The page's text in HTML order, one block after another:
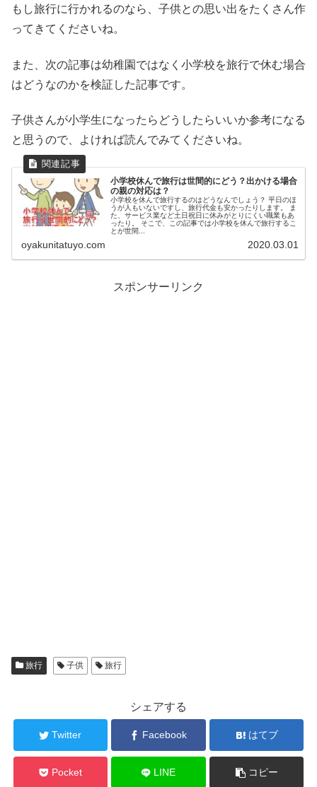
もし旅行に行かれるのなら、子供との思い出をたくさん作
ってきてくださいね。
また、次の記事は幼稚園ではなく小学校を旅行で休む場合
はどうなのかを検証した記事です。
子供さんが小学生になったらどうしたらいいか参考になる
と思うので、よければ読んでみてくださいね。
小学校休んで旅行は世間的にどう？出かける場合
の親の対応は？
小学校を休んで旅行するのはどうなんでしょう？ 平日のほ
うが人もいないですし、旅行代金も安かったりします。 ま
た、サービス業など土日祝日に休みがとりにくい職業もあ
ったり。 そこで、この記事では小学校を休んで旅行するこ
とが世間...
oyakunitatuyo.com 2020.03.01
スポンサーリンク
旅行 子供 旅行
シェアする
Twitter Facebook はてブ
Pocket LINE コピー